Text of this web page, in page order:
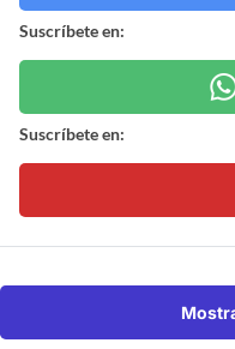
Suscríbete en:
Suscríbete en: